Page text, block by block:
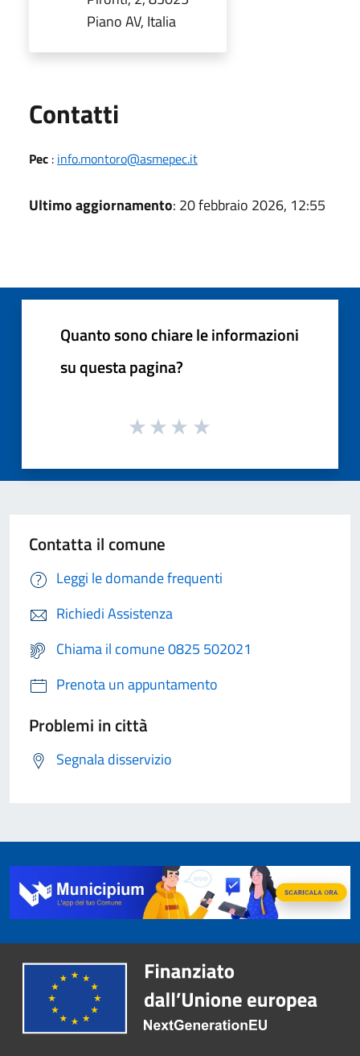
Piano AV, Italia
Contatti
Pec : info.montoro@asmepec.it
Ultimo aggiornamento: 20 febbraio 2026, 12:55
Quanto sono chiare le informazioni
su questa pagina?
Contatta il comune
Leggi le domande frequenti
Richiedi Assistenza
Chiama il comune 0825 502021
Prenota un appuntamento
Problemi in città
Segnala disservizio